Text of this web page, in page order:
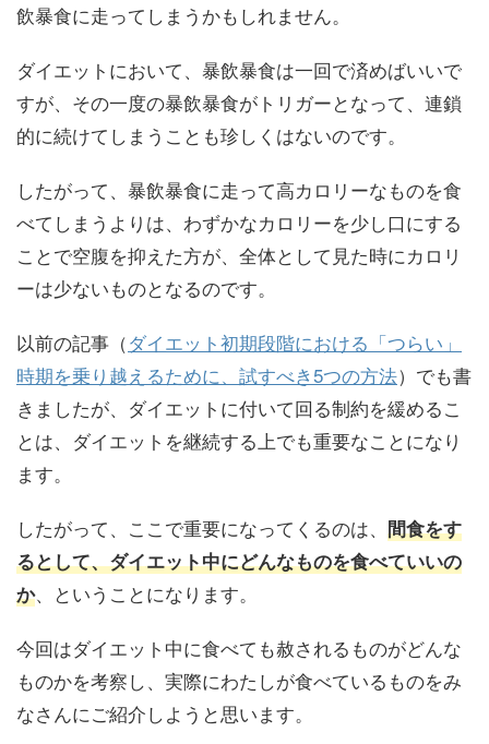
飲暴食に走ってしまうかもしれません。
ダイエットにおいて、暴飲暴食は一回で済めばいいで
すが、その一度の暴飲暴食がトリガーとなって、連鎖
的に続けてしまうことも珍しくはないのです。
したがって、暴飲暴食に走って高カロリーなものを食
べてしまうよりは、わずかなカロリーを少し口にする
ことで空腹を抑えた方が、全体として見た時にカロリ
ーは少ないものとなるのです。
以前の記事（ダイエット初期段階における「つらい」
時期を乗り越えるために、試すべき5つの方法）でも書
きましたが、ダイエットに付いて回る制約を緩めるこ
とは、ダイエットを継続する上でも重要なことになり
ます。
したがって、ここで重要になってくるのは、 間食をす
るとして、ダイエット中にどんなものを食べていいの
か、ということになります。
今回はダイエット中に食べても赦されるものがどんな
ものかを考察し、実際にわたしが食べているものをみ
なさんにご紹介しようと思います。